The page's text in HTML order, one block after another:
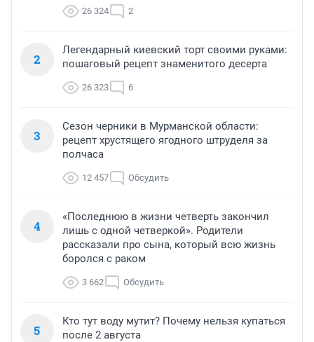
26 324 2
2
Легендарный киевский торт своими руками:
пошаговый рецепт знаменитого десерта
26 323 6
3
Сезон черники в Мурманской области:
рецепт хрустящего ягодного штруделя за
полчаса
12 457 Обсудить
4
«Последнюю в жизни четверть закончил
лишь с одной четверкой». Родители
рассказали про сына, который всю жизнь
боролся с раком
3 662 Обсудить
5
Кто тут воду мутит? Почему нельзя купаться
после 2 августа